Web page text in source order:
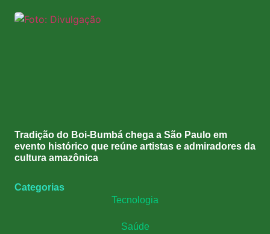
Tradição do Boi-Bumbá chega a São Paulo em
evento histórico que reúne artistas e admiradores da
cultura amazônica
Categorias
Tecnologia
Saúde